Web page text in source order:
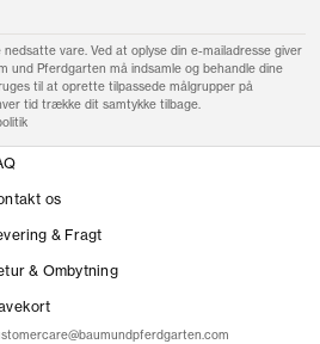
vare. Ved at oplyse din e-mailadresse giver
und Pferdgarten må indsamle og behandle dine
til at oprette tilpassede målgrupper på
tid trække dit samtykke tilbage.
os
& Fragt
& Ombytning